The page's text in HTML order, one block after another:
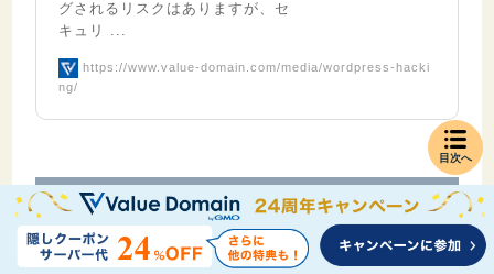
グされるリスクはありますが、セ
キュリ ...
https://www.value-domain.com/media/wordpress-hacki
ng/
WordPressを始めるために必要な３つのも
の
目次へ